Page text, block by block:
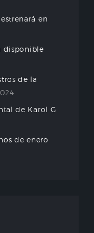
en
disponible
de la
de Karol G
de enero